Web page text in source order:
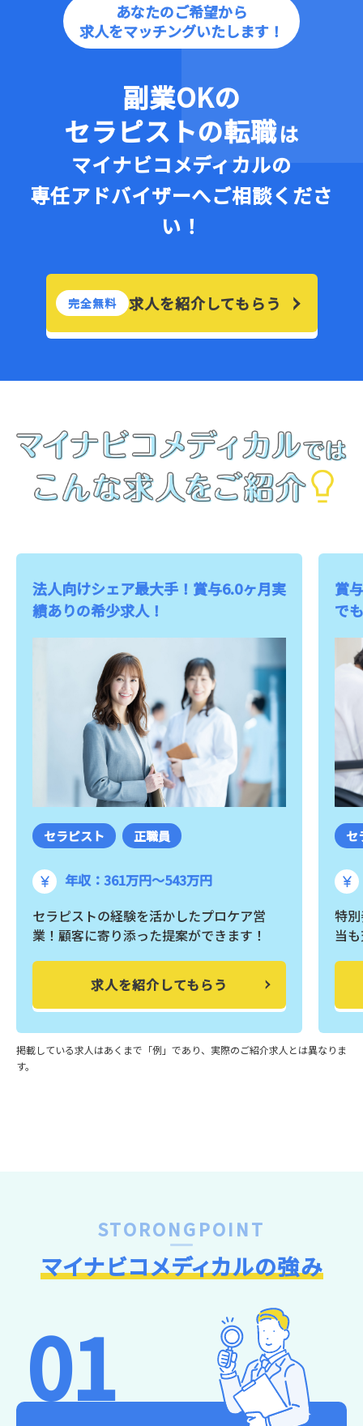
あなたのご希望から
求人をマッチングいたします！
副業OKの
セラピストの転職は
マイナビコメディカルの
専任アドバイザーへご相談くださ
い！
完全無料 求人を紹介してもらう
法人向けシェア最大手！賞与6.0ヶ月実
績ありの希少求人！
セラピスト 正職員
年収：361万円～543万円
セラピストの経験を活かしたプロケア営
業！顧客に寄り添った提案ができます！
求人を紹介してもらう
賞
で
セ
特
当
掲載している求人はあくまで「例」であり、実際のご紹介求人とは異なりま
す。
STORONGPOINT
マイナビコメディカルの強み
01